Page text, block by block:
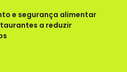
e segurança alimentar
a reduzir